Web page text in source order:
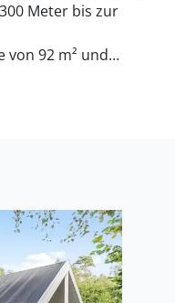
Meter bis zur
von 92 m² und